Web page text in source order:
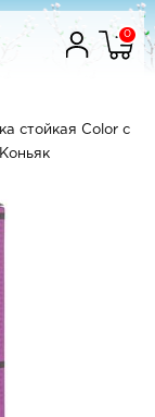
0
стойкая Color с